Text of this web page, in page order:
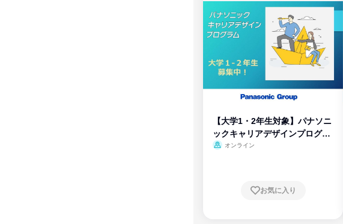
【大学1・2年生対象】パナソニ
ックキャリアデザインプログラ
ム
オンライン
お気に入り